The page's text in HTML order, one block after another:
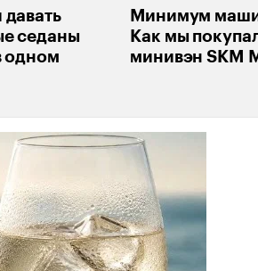
седаны
одном
Минимум
Как мы
минивэн SKM